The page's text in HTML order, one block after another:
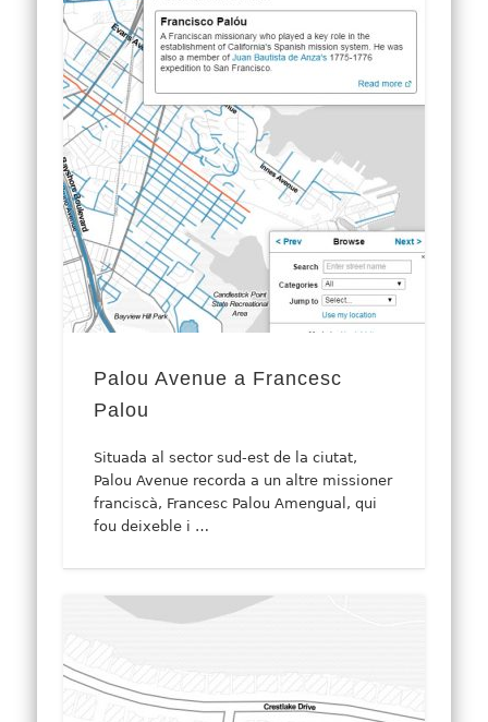
Palou Avenue a Francesc
Palou
Situada al sector sud-est de la ciutat,
Palou Avenue recorda a un altre missioner
franciscà, Francesc Palou Amengual, qui
fou deixeble i …